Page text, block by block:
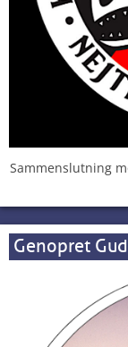
Sammenslutning
Genopret